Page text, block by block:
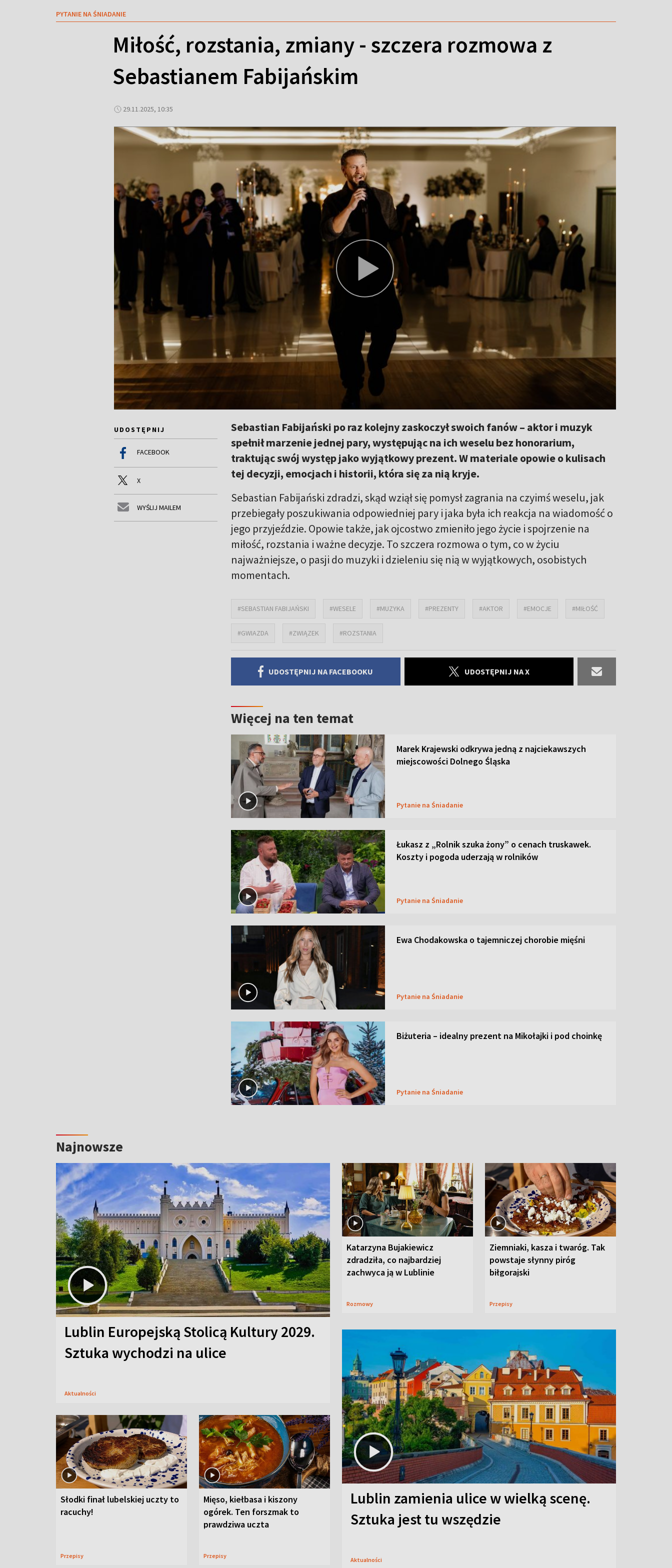
PYTANIE NA ŚNIADANIE
Miłość, rozstania, zmiany - szczera rozmowa z
Sebastianem Fabijańskim
29.11.2025, 10:35
UDOSTĘPNIJ
FACEBOOK
X
WYŚLIJ MAILEM
Sebastian Fabijański po raz kolejny zaskoczył swoich fanów – aktor i muzyk
spełnił marzenie jednej pary, występując na ich weselu bez honorarium,
traktując swój występ jako wyjątkowy prezent. W materiale opowie o kulisach
tej decyzji, emocjach i historii, która się za nią kryje.
Sebastian Fabijański zdradzi, skąd wziął się pomysł zagrania na czyimś weselu, jak
przebiegały poszukiwania odpowiedniej pary i jaka była ich reakcja na wiadomość o
jego przyjeździe. Opowie także, jak ojcostwo zmieniło jego życie i spojrzenie na
miłość, rozstania i ważne decyzje. To szczera rozmowa o tym, co w życiu
najważniejsze, o pasji do muzyki i dzieleniu się nią w wyjątkowych, osobistych
momentach.
#SEBASTIAN FABIJAŃSKI #WESELE #MUZYKA #PREZENTY #AKTOR #EMOCJE #MIŁOŚĆ
#GWIAZDA #ZWIĄZEK #ROZSTANIA
UDOSTĘPNIJ NA FACEBOOKU UDOSTĘPNIJ NA X
Więcej na ten temat
Marek Krajewski odkrywa jedną z najciekawszych
miejscowości Dolnego Śląska
Pytanie na Śniadanie
Łukasz z „Rolnik szuka żony” o cenach truskawek.
Koszty i pogoda uderzają w rolników
Pytanie na Śniadanie
Ewa Chodakowska o tajemniczej chorobie mięśni
Pytanie na Śniadanie
Biżuteria – idealny prezent na Mikołajki i pod choinkę
Pytanie na Śniadanie
Najnowsze
Lublin Europejską Stolicą Kultury 2029.
Sztuka wychodzi na ulice
Aktualności
Katarzyna Bujakiewicz
zdradziła, co najbardziej
zachwyca ją w Lublinie
Rozmowy
Ziemniaki, kasza i twaróg. Tak
powstaje słynny piróg
biłgorajski
Przepisy
Słodki finał lubelskiej uczty to
racuchy!
Przepisy
Mięso, kiełbasa i kiszony
ogórek. Ten forszmak to
prawdziwa uczta
Przepisy
Lublin zamienia ulice w wielką scenę.
Sztuka jest tu wszędzie
Aktualności